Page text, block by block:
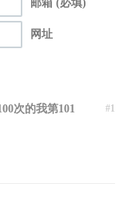
邮箱 (必填)
网址
#1
次的我第101